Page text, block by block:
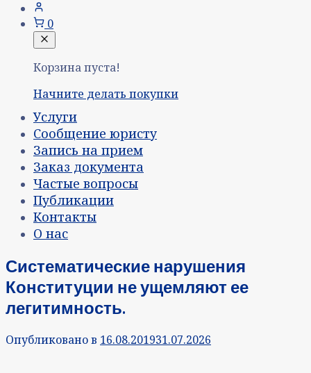
0
Корзина пуста!
Начните делать покупки
Услуги
Сообщение юристу
Запись на прием
Заказ документа
Частые вопросы
Публикации
Контакты
О нас
Систематические нарушения
Конституции не ущемляют ее
легитимность.
Опубликовано в 16.08.201931.07.2026